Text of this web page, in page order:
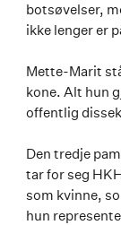
botsøvelser,
ikke lenger er
Mette-Marit
kone. Alt hun
offentlig
Den tredje
tar for seg
som kvinne,
hun